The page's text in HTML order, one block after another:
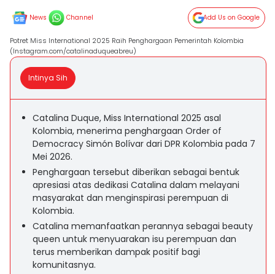
News Channel Add Us on Google
Potret Miss International 2025 Raih Penghargaan Pemerintah Kolombia
(Instagram.com/catalinaduqueabreu)
Intinya Sih
Catalina Duque, Miss International 2025 asal
Kolombia, menerima penghargaan Order of
Democracy Simón Bolívar dari DPR Kolombia pada 7
Mei 2026.
Penghargaan tersebut diberikan sebagai bentuk
apresiasi atas dedikasi Catalina dalam melayani
masyarakat dan menginspirasi perempuan di
Kolombia.
Catalina memanfaatkan perannya sebagai beauty
queen untuk menyuarakan isu perempuan dan
terus memberikan dampak positif bagi
komunitasnya.